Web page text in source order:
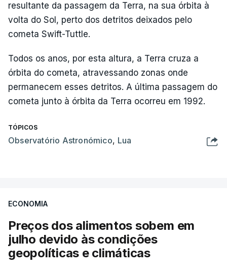
resultante da passagem da Terra, na sua órbita à
volta do Sol, perto dos detritos deixados pelo
cometa Swift-Tuttle.
Todos os anos, por esta altura, a Terra cruza a
órbita do cometa, atravessando zonas onde
permanecem esses detritos. A última passagem do
cometa junto à órbita da Terra ocorreu em 1992.
TÓPICOS
Observatório Astronómico, Lua
ECONOMIA
Preços dos alimentos sobem em
julho devido às condições
geopolíticas e climáticas